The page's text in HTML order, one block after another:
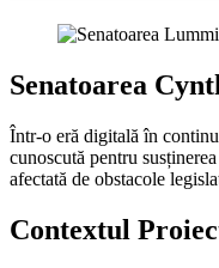
Senatoarea
Într-o eră digitală în
cunoscută pentru
afectată de obstacole
Contextul